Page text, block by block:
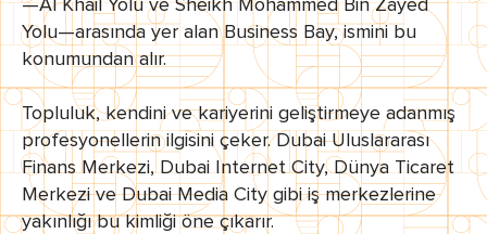
—Al Khail Yolu ve Sheikh Mohammed Bin Zayed
Yolu—arasında yer alan Business Bay, ismini bu
konumundan alır.
Topluluk, kendini ve kariyerini geliştirmeye adanmış
profesyonellerin ilgisini çeker. Dubai Uluslararası
Finans Merkezi, Dubai Internet City, Dünya Ticaret
Merkezi ve Dubai Media City gibi iş merkezlerine
yakınlığı bu kimliği öne çıkarır.